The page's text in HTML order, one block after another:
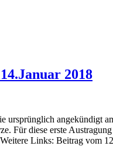
2018
angekündigt
Für diese erste
Links: Beitrag vom